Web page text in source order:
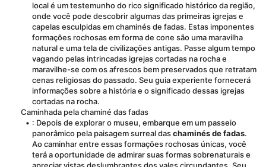
local é um testemunho do rico significado histórico da região,
onde você pode descobrir algumas das primeiras igrejas e
capelas esculpidas em chaminés de fadas. Estas imponentes
formações rochosas em forma de cone são uma maravilha
natural e uma tela de civilizações antigas. Passe algum tempo
vagando pelas intrincadas igrejas cortadas na rocha e
maravilhe-se com os afrescos bem preservados que retratam
cenas religiosas do passado. Seu guia experiente fornecerá
informações sobre a história e o significado dessas igrejas
cortadas na rocha.
Caminhada pela chaminé das fadas
: Depois de explorar o museu, embarque em um passeio
panorâmico pela paisagem surreal das chaminés de fadas.
Ao caminhar entre essas formações rochosas únicas, você
terá a oportunidade de admirar suas formas sobrenaturais e